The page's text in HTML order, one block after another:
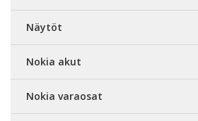
Näytöt
Nokia akut
Nokia varaosat